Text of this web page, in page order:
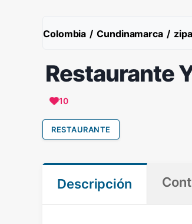
Colombia / Cundinamarca /
Restaurante
10
RESTAURANTE
Descripción